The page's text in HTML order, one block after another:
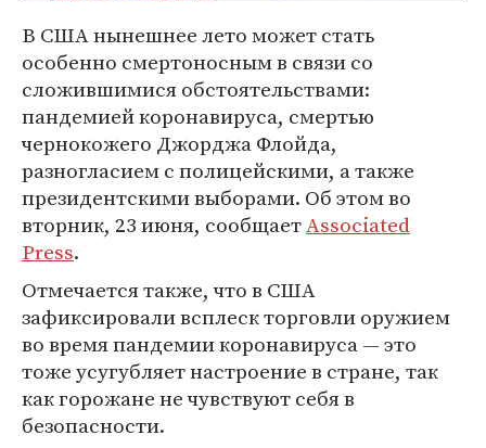
В США нынешнее лето может стать
особенно смертоносным в связи со
сложившимися обстоятельствами:
пандемией коронавируса, смертью
чернокожего Джорджа Флойда,
разногласием с полицейскими, а также
президентскими выборами. Об этом во
вторник, 23 июня, сообщаетAssociated
Press.
Отмечается также, что в США
зафиксировали всплеск торговли оружием
во время пандемии коронавируса — это
тоже усугубляет настроение в стране, так
как горожане не чувствуют себя в
безопасности.